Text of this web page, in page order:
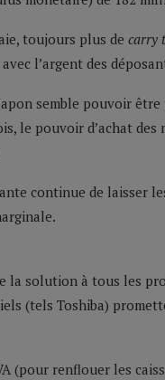
toujours plus de carry
l’argent des
semble pouvoir
le pouvoir d’achat
continue de laisser
la solution à tous les
(tels Toshiba)
(pour renflouer les